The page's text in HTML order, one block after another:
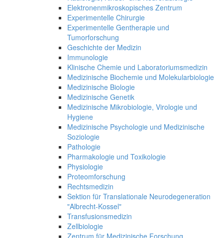
Elektronenmikroskopisches Zentrum
Experimentelle Chirurgie
Experimentelle Gentherapie und
Tumorforschung
Geschichte der Medizin
Immunologie
Klinische Chemie und Laboratoriumsmedizin
Medizinische Biochemie und Molekularbiologie
Medizinische Biologie
Medizinische Genetik
Medizinische Mikrobiologie, Virologie und
Hygiene
Medizinische Psychologie und Medizinische
Soziologie
Pathologie
Pharmakologie und Toxikologie
Physiologie
Proteomforschung
Rechtsmedizin
Sektion für Translationale Neurodegeneration
"Albrecht-Kossel"
Transfusionsmedizin
Zellbiologie
Zentrum für Medizinische Forschung